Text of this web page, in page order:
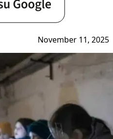
November 11, 2025